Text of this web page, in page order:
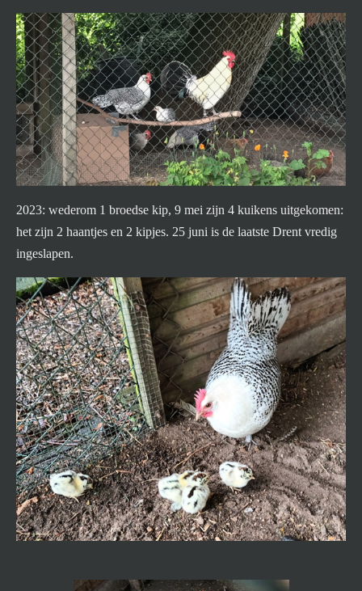
2023: wederom 1 broedse kip, 9 mei zijn 4 kuikens uitgekomen:
het zijn 2 haantjes en 2 kipjes. 25 juni is de laatste Drent vredig
ingeslapen.